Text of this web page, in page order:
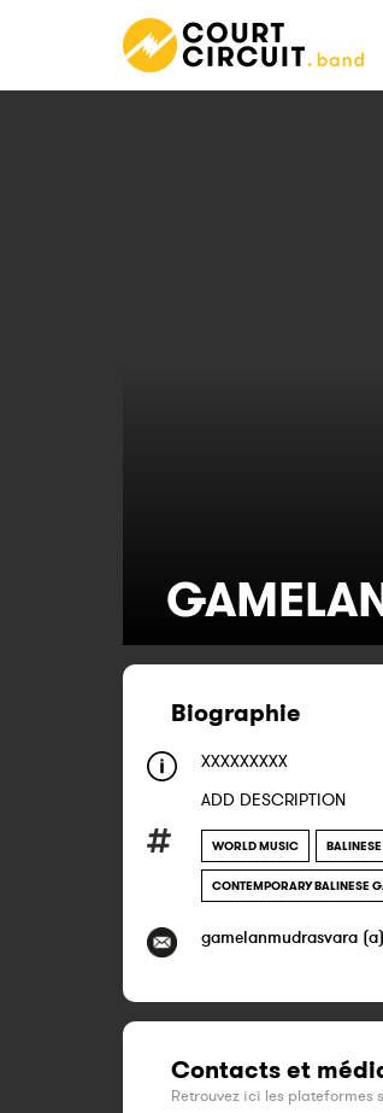
Biographie
XXXXXXXXX
ADD DESCRIPTION
WORLD MUSIC
CONTEMPORARY BALINESE
gamelanmudrasvara
Contacts et
Retrouvez ici les plateformes